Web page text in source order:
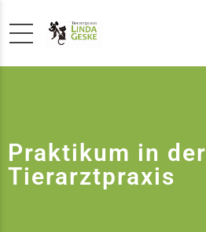
Praktikum in der
Tierarztpraxis